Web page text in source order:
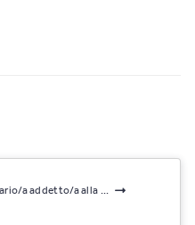
a addetto/a alla ...